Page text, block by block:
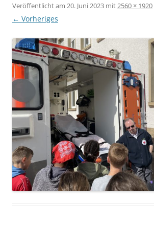
Veröffentlicht am 20. Juni 2023 mit 2560 × 1920
← Vorheriges